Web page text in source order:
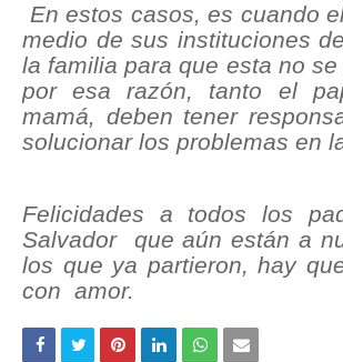
En estos casos, es cuando
medio de sus instituciones
la familia para que esta no
por esa razón, tanto el
mamá, deben tener
solucionar los problemas en
Felicidades a todos los
Salvador que aún están a
los que ya partieron, hay
con amor.